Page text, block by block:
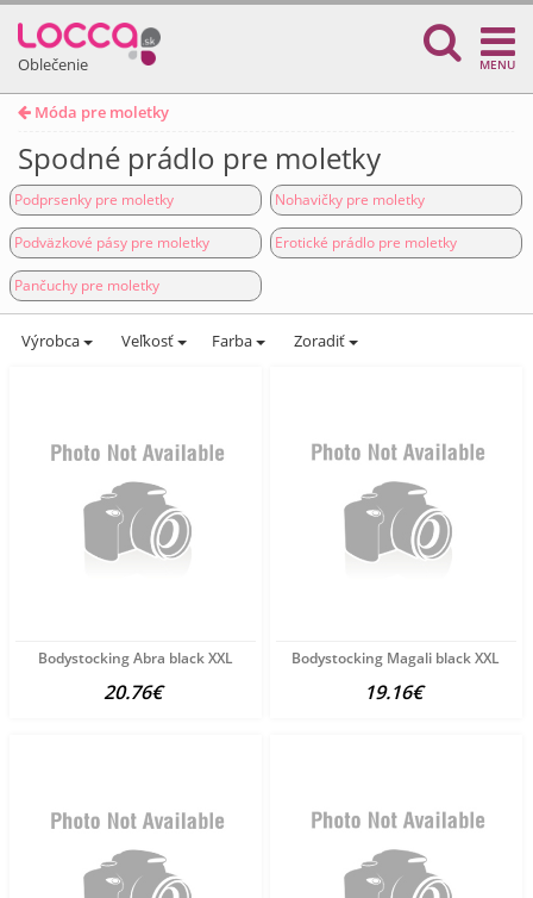
Oblečenie MENU
Móda pre moletky
Spodné prádlo pre moletky
Podprsenky pre moletky Nohavičky pre moletky
Podväzkové pásy pre moletky Erotické prádlo pre moletky
Pančuchy pre moletky
Výrobca Veľkosť Farba Zoradiť
Bodystocking Abra black XXL
20.76€
Bodystocking Magali black XXL
19.16€